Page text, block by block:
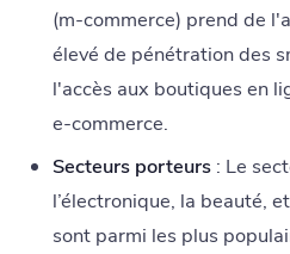
(m-commerce) prend de
élevé de pénétration des
l'accès aux boutiques en
e-commerce.
Secteurs porteurs: Le
l’électronique, la beauté,
sont parmi les plus